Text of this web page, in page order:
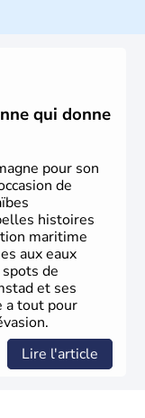
Le pays
naître dans tous
en passant par la
Thomas Mann,
qui donne
pour son
de
histoires
maritime
aux eaux
de
et ses
a tout pour
Lire l'article